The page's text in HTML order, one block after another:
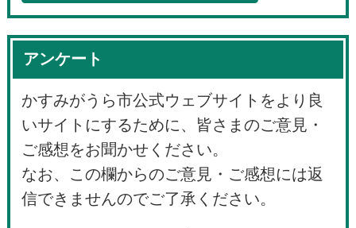
アンケート
かすみがうら市公式ウェブサイトをより良
いサイトにするために、皆さまのご意見・
ご感想をお聞かせください。
なお、この欄からのご意見・ご感想には返
信できませんのでご了承ください。